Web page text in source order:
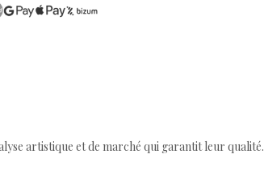
artistique et de marché qui garantit leur qualité.